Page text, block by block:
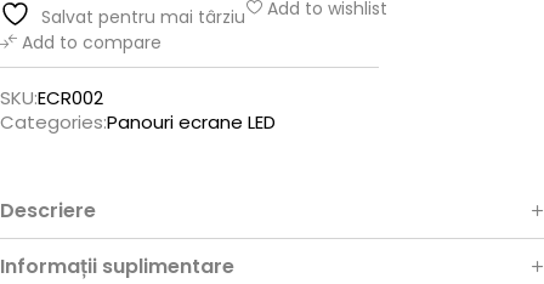
Salvat pentru mai târziu
Add to wishlist
Add to compare
SKU:ECR002
Categories:Panouri ecrane LED
Descriere
Informații suplimentare